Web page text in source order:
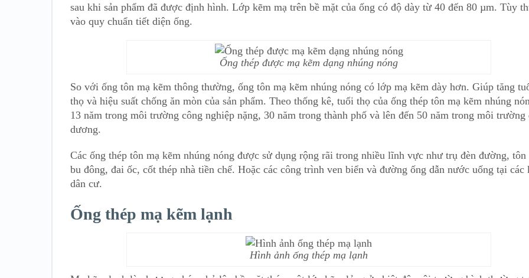
sau khi sản phẩm đã được định hình. Lớp kẽm mạ trên bề mặt của ống có độ dày từ 40 đến 80 µm. Tùy
vào quy chuẩn tiết diện ống.
Ống thép được mạ kẽm dạng nhúng nóng
So với ống tôn mạ kẽm thông thường, ống tôn mạ kẽm nhúng nóng có lớp mạ kẽm dày hơn. Giúp tăng
thọ và hiệu suất chống ăn mòn của sản phẩm. Theo thống kê, tuổi thọ của ống thép tôn mạ kẽm nhúng
13 năm trong môi trường công nghiệp nặng, 30 năm trong thành phố và lên đến 50 năm trong môi trường
dương.
Các ống thép tôn mạ kẽm nhúng nóng được sử dụng rộng rãi trong nhiều lĩnh vực như trụ đèn đường,
bu đông, đai ốc, cốt thép nhà tiền chế. Hoặc các công trình ven biển và đường ống dẫn nước uống tại các
dân cư.
Ống thép mạ kẽm lạnh
Hình ảnh ống thép mạ lạnh